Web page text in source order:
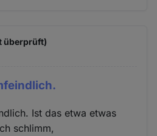
überprüft)
Ist das etwa etwas
schlimm,